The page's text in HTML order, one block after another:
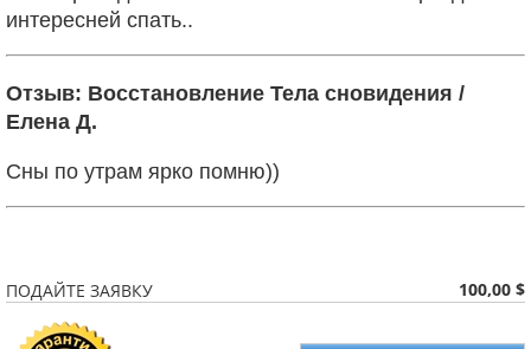
интересней спать..
Отзыв: Восстановление Тела сновидения /
Елена Д.
Сны по утрам ярко помню))
ПОДАЙТЕ ЗАЯВКУ 100,00 $